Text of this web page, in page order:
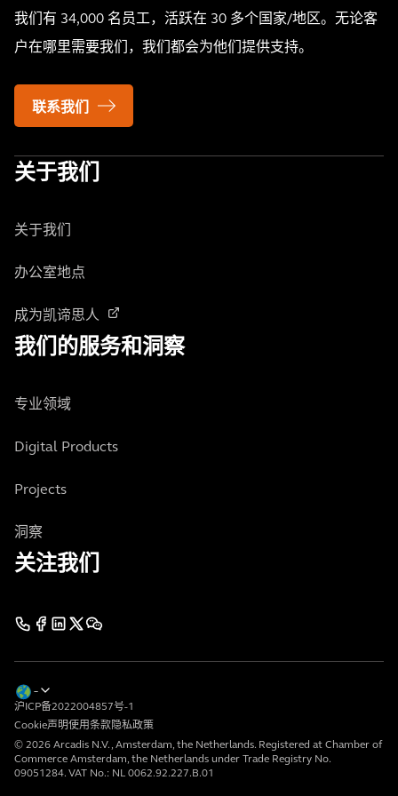
我们有 34,000 名员工，活跃在 30 多个国家/地区。无论客
户在哪里需要我们，我们都会为他们提供支持。
联系我们
关于我们
关于我们
办公室地点
成为凯谛思人
我们的服务和洞察
专业领域
Digital Products
Projects
洞察
关注我们
© 2026 Arcadis N.V., Amsterdam, the Netherlands. Registered at Chamber of
Commerce Amsterdam, the Netherlands under Trade Registry No.
09051284. VAT No.: NL 0062.92.227.B.01
沪ICP备2022004857号-1
Cookie声明使用条款隐私政策